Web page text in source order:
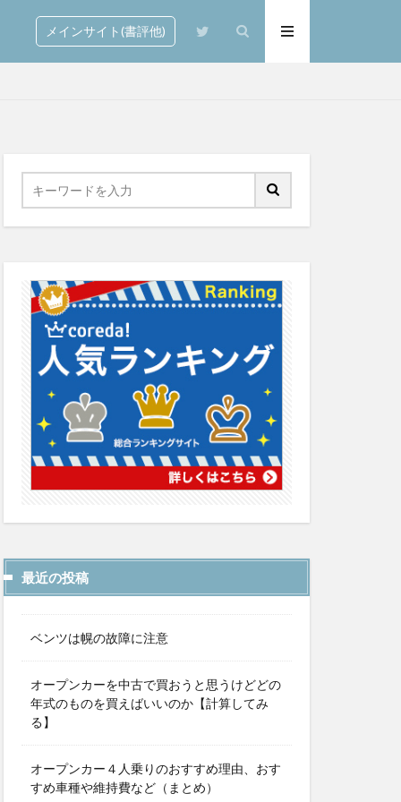
メインサイト(書評他)
最近の投稿
ベンツは幌の故障に注意
オープンカーを中古で買おうと思うけどどの
年式のものを買えばいいのか【計算してみ
る】
オープンカー４人乗りのおすすめ理由、おす
すめ車種や維持費など（まとめ）